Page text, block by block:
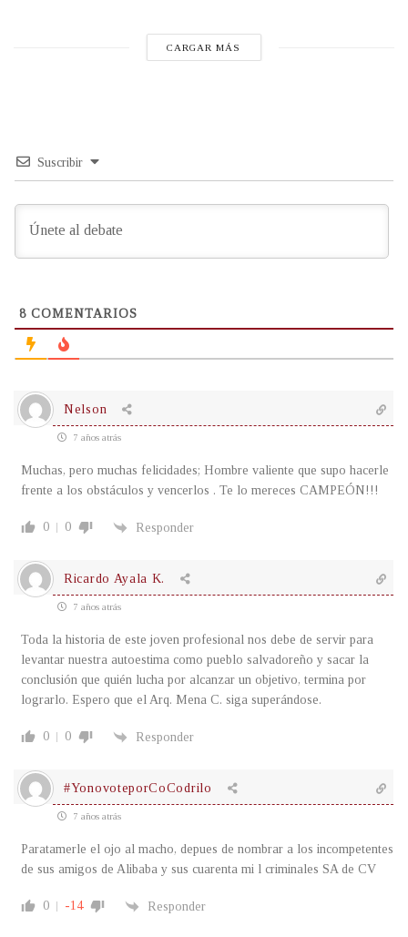
CARGAR MÁS
Suscribir
8 COMENTARIOS
Nelson
7 años atrás
Muchas, pero muchas felicidades; Hombre valiente que supo hacerle
frente a los obstáculos y vencerlos . Te lo mereces CAMPEÓN!!!
0 0 Responder
Ricardo Ayala K.
7 años atrás
Toda la historia de este joven profesional nos debe de servir para
levantar nuestra autoestima como pueblo salvadoreño y sacar la
conclusión que quién lucha por alcanzar un objetivo, termina por
lograrlo. Espero que el Arq. Mena C. siga superándose.
0 0 Responder
#YonovoteporCoCodrilo
7 años atrás
Paratamerle el ojo al macho, depues de nombrar a los incompetentes
de sus amigos de Alibaba y sus cuarenta mi l criminales SA de CV
0 -14 Responder